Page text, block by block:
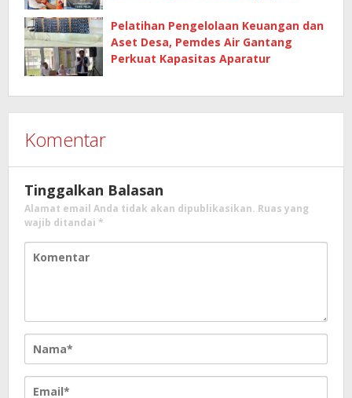
Pelatihan Pengelolaan Keuangan dan
Aset Desa, Pemdes Air Gantang
Perkuat Kapasitas Aparatur
Komentar
Tinggalkan Balasan
Alamat email Anda tidak akan dipublikasikan. Ruas yang
wajib ditandai *